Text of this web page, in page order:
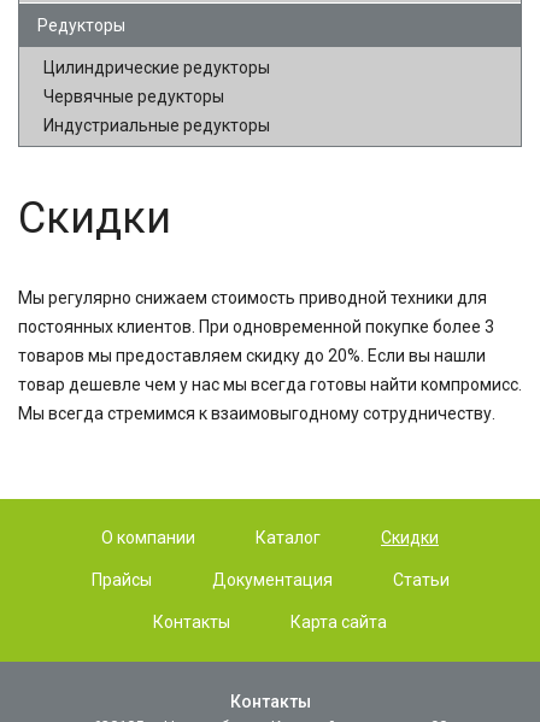
Редукторы
Цилиндрические редукторы
Червячные редукторы
Индустриальные редукторы
Скидки
Мы регулярно снижаем стоимость приводной техники для
постоянных клиентов. При одновременной покупке более 3
товаров мы предоставляем скидку до 20%. Если вы нашли
товар дешевле чем у нас мы всегда готовы найти компромисс.
Мы всегда стремимся к взаимовыгодному сотрудничеству.
О компании Каталог Скидки
Прайсы Документация Статьи
Контакты Карта сайта
Контакты